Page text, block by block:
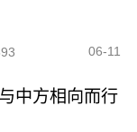
06-11
中方相向而行